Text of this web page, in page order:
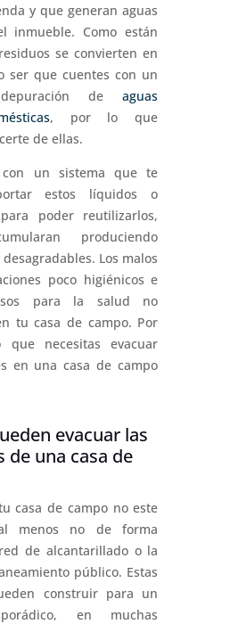
y que generan aguas
inmueble. Como están
se convierten en
ser que cuentes con un
deaguas
, por lo que
de ellas.
un sistema que te
estos líquidos o
poder reutilizarlos,
produciendo
Los malos
poco higiénicos e
para la salud no
tu casa de campo. Por
que necesitas evacuar
en una casa de campo
evacuar las
de una casa de
casa de campo no este
menos no de forma
de alcantarillado o la
público. Estas
construir para un
en muchas